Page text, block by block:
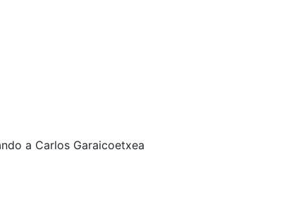
a Carlos Garaicoetxea